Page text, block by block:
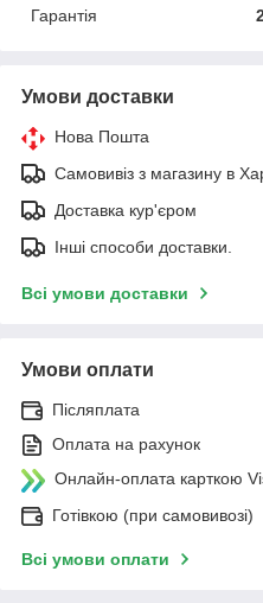
Гарантія
Умови доставки
Нова Пошта
Самовивіз з магазину в
Доставка кур'єром
Інші способи доставки.
Всі умови доставки
Умови оплати
Післяплата
Оплата на рахунок
Онлайн-оплата карткою
Готівкою (при самовивозі)
Всі умови оплати